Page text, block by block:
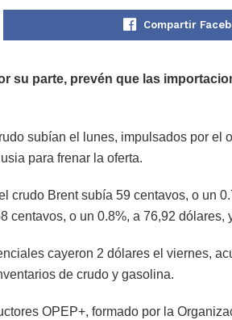
Compartir
su parte, prevén que las
subían el lunes, impulsados por
para frenar la oferta.
crudo Brent subía 59 centavos, o un
centavos, o un 0.8%, a 76,92
cayeron 2 dólares el viernes,
de crudo y gasolina.
OPEP+, formado por la